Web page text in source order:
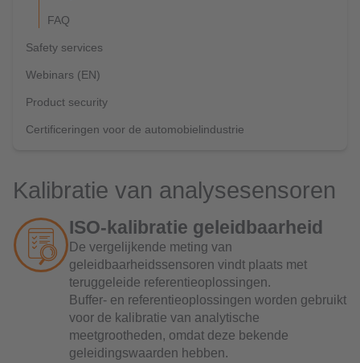
FAQ
Safety services
Webinars (EN)
Product security
Certificeringen voor de automobielindustrie
Kalibratie van analysesensoren
ISO-kalibratie geleidbaarheid
De vergelijkende meting van
geleidbaarheidssensoren vindt plaats met
teruggeleide referentieoplossingen.
Buffer- en referentieoplossingen worden gebruikt
voor de kalibratie van analytische
meetgrootheden, omdat deze bekende
geleidingswaarden hebben.